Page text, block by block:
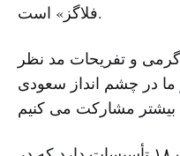
فلاگز» است.
و تفریحات مد نظر
ما در چشم انداز سعودی